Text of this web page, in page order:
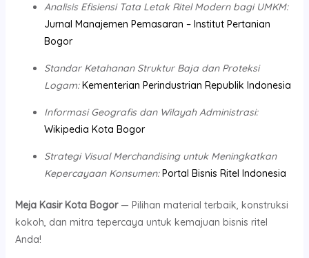
Analisis Efisiensi Tata Letak Ritel Modern bagi UMKM:
Jurnal Manajemen Pemasaran – Institut Pertanian
Bogor
Standar Ketahanan Struktur Baja dan Proteksi
Logam: Kementerian Perindustrian Republik Indonesia
Informasi Geografis dan Wilayah Administrasi:
Wikipedia Kota Bogor
Strategi Visual Merchandising untuk Meningkatkan
Kepercayaan Konsumen: Portal Bisnis Ritel Indonesia
Meja Kasir Kota Bogor— Pilihan material terbaik, konstruksi
kokoh, dan mitra tepercaya untuk kemajuan bisnis ritel
Anda!